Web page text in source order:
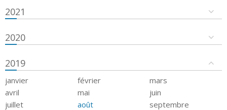
2021
2020
2019
janvier février
mars
avril
mai
juin
juillet
août
septembre